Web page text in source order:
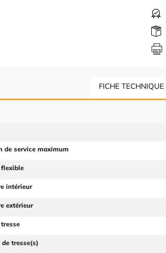
FICHE TECHNIQUE
de service maximum
flexible
intérieur
extérieur
de tresse(s)